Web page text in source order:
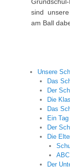
sind
am Ball
Unsere
Das
Der
Die
Das
Ein
Der
Die
Der